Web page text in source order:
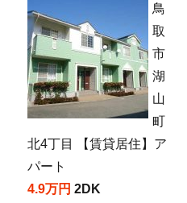
鳥
取
市
湖
山
町
北4丁目 【賃貸居住】ア
パート
4.9万円2DK